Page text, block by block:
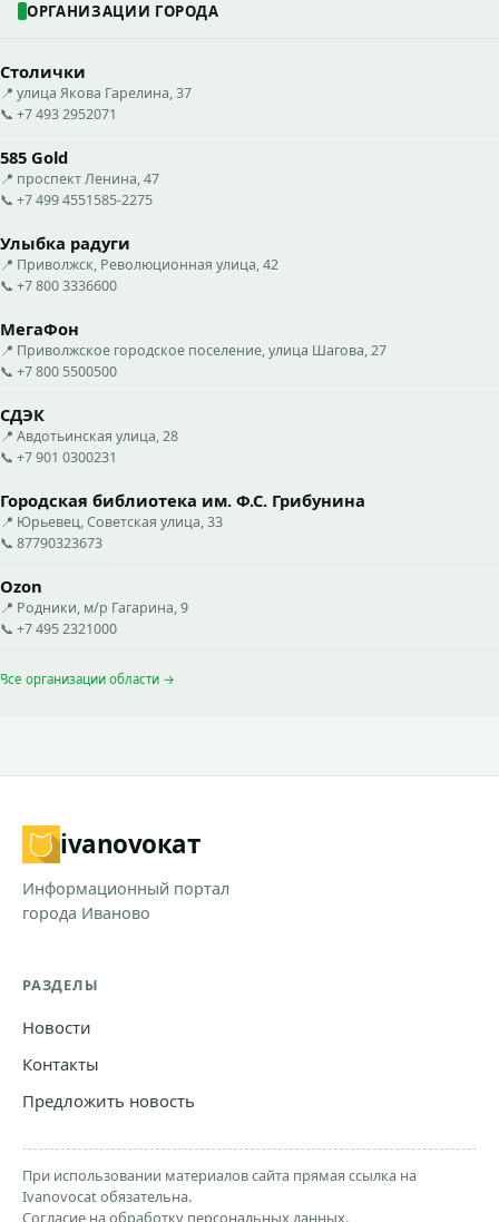
ОРГАНИЗАЦИИ ГОРОДА
Столички
📍 улица Якова Гарелина, 37
📞 +7 493 2952071
585 Gold
📍 проспект Ленина, 47
📞 +7 499 4551585-2275
Улыбка радуги
📍 Приволжск, Революционная улица, 42
📞 +7 800 3336600
МегаФон
📍 Приволжское городское поселение, улица Шагова, 27
📞 +7 800 5500500
СДЭК
📍 Авдотьинская улица, 28
📞 +7 901 0300231
Городская библиотека им. Ф.С. Грибунина
📍 Юрьевец, Советская улица, 33
📞 87790323673
Ozon
📍 Родники, м/р Гагарина, 9
📞 +7 495 2321000
Все организации области →
ivanovoкат
Информационный портал
города Иваново
РАЗДЕЛЫ
Новости
Контакты
Предложить новость
При использовании материалов сайта прямая ссылка на
Ivanovocat обязательна.
Согласие на обработку персональных данных.